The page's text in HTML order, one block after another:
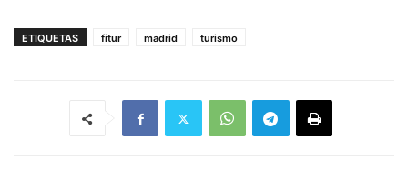
ETIQUETAS fitur madrid turismo